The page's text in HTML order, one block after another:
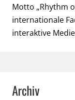
Motto „Rhythm
internationale
interaktive
Archiv